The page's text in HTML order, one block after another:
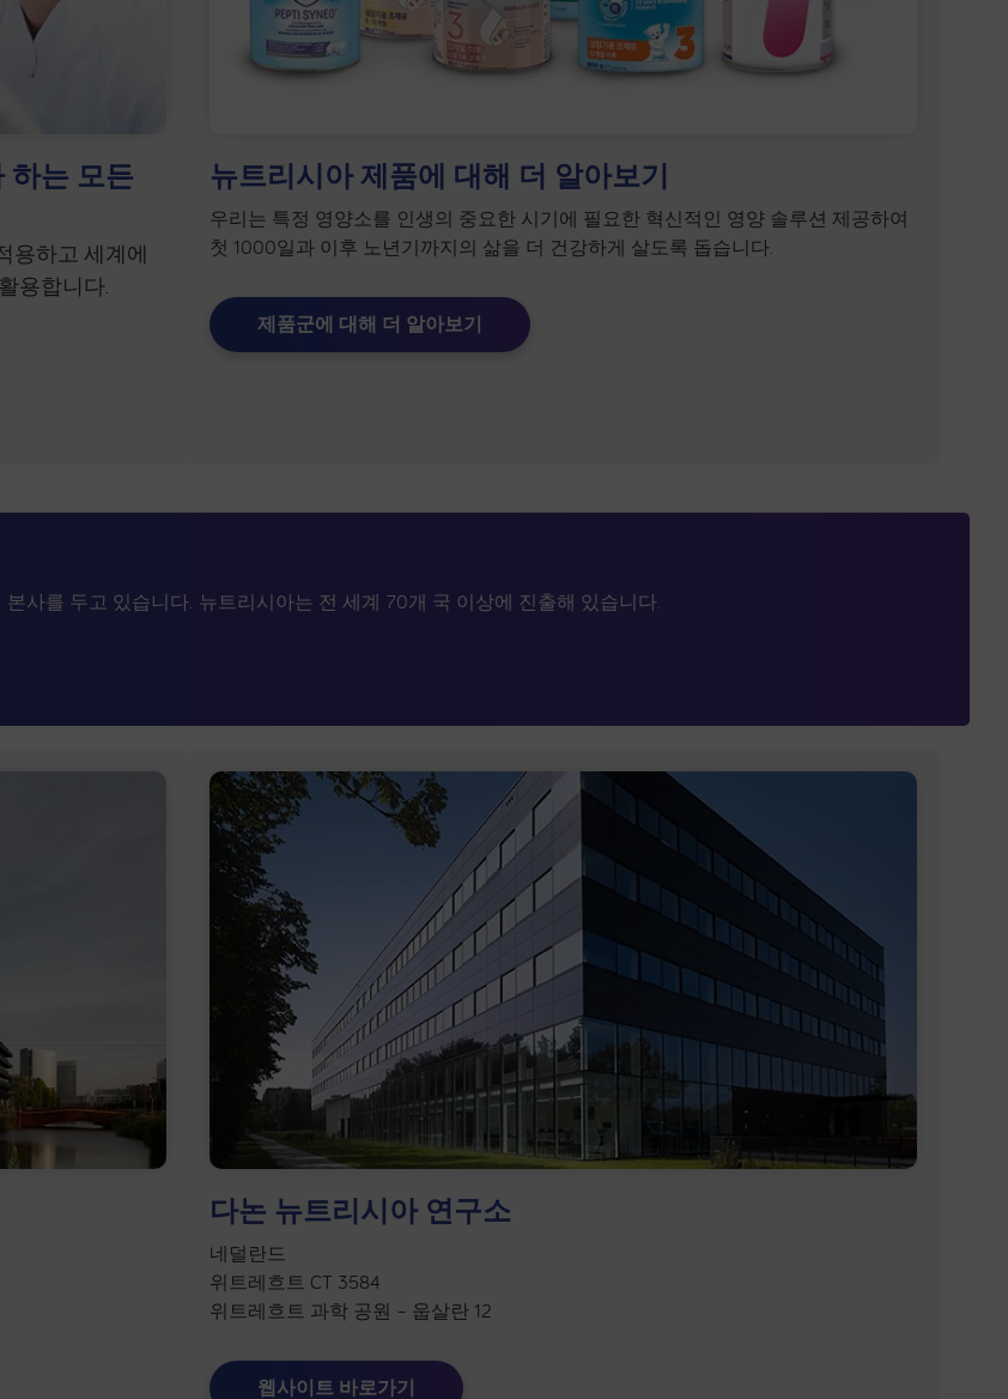
하는 모든
용하고 세계에
용합니다.
뉴트리시아 제품에 대해 더 알아보기
우리는 특정 영양소를 인생의 중요한 시기에 필요한 혁신적인 영양 솔루션 제공하여
첫 1000일과 이후 노년기까지의 삶을 더 건강하게 살도록 돕습니다.
제품군에 대해 더 알아보기
사를 두고 있습니다. 뉴트리시아는 전 세계 70개 국 이상에 진출해 있습니다.
다논 뉴트리시아 연구소
네덜란드
위트레흐트 CT 3584
위트레흐트 과학 공원 – 웁살란 12
웹사이트 바로가기